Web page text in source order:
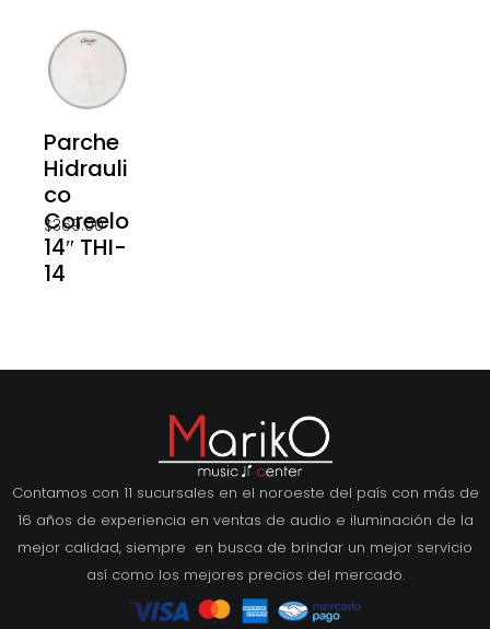
Parche
Hidrauli
co
Coreelo
14″ THI-
14
$369.00
Contamos con 11 sucursales en el noroeste del país con más de
16 años de experiencia en ventas de audio e iluminación de la
mejor calidad, siempre en busca de brindar un mejor servicio
así como los mejores precios del mercado.